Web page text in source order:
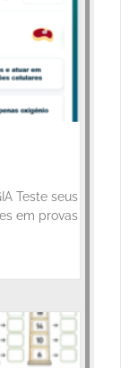
Teste seus
em provas